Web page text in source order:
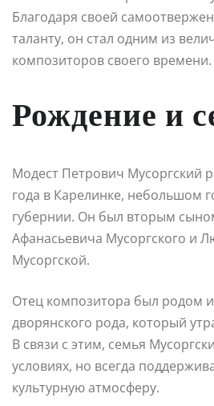
Благодаря своей
таланту, он стал одним из
композиторов своего времени.
Рождение и
Модест Петрович Мусоргский
года в Карелинке, небольшом
губернии. Он был вторым
Афанасьевича Мусоргского и
Мусоргской.
Отец композитора был родом
дворянского рода, который
В связи с этим, семья
условиях, но всегда
культурную атмосферу.